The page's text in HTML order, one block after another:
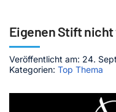
Service
Mediathek
Eigenen Stift nicht
Veröffentlicht am: 24.
Kategorien: Top Thema